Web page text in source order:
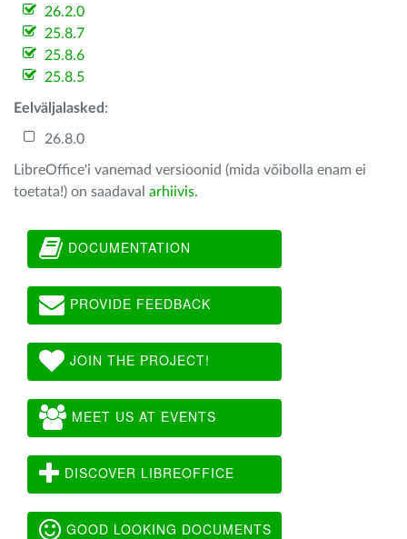
26.2.0
25.8.7
25.8.6
25.8.5
Eelväljalasked :
26.8.0
LibreOffice'i vanemad versioonid (mida võibolla enam ei
toetata!) on saadaval arhiivis.
DOCUMENTATION
PROVIDE FEEDBACK
JOIN THE PROJECT!
MEET US AT EVENTS
DISCOVER LIBREOFFICE
GOOD LOOKING DOCUMENTS